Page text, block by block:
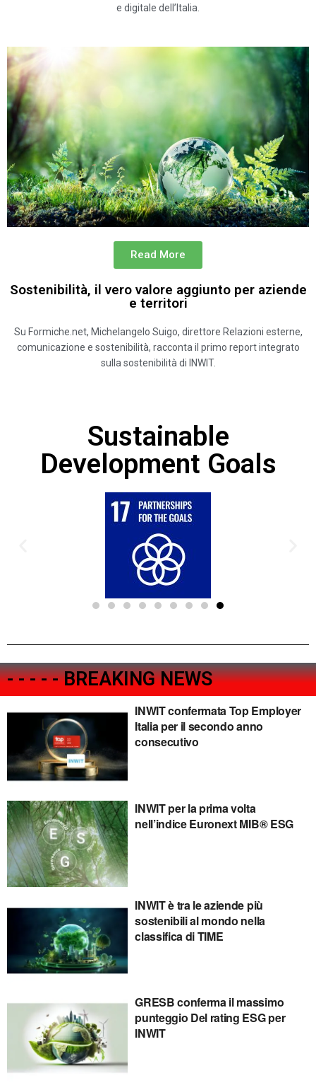
e digitale dell’Italia.
Read More
Sostenibilità, il vero valore aggiunto per aziende
e territori
Su Formiche.net, Michelangelo Suigo, direttore Relazioni esterne,
comunicazione e sostenibilità, racconta il primo report integrato
sulla sostenibilità di INWIT.
Sustainable
Development Goals
- - - - - BREAKING NEWS
INWIT confermata Top Employer
Italia per il secondo anno
consecutivo
INWIT per la prima volta
nell’indice Euronext MIB® ESG
INWIT è tra le aziende più
sostenibili al mondo nella
classifica di TIME
GRESB conferma il massimo
punteggio Del rating ESG per
INWIT